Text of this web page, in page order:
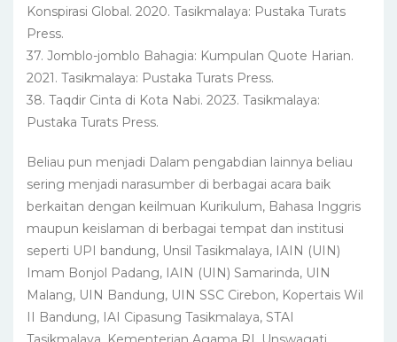
Konspirasi Global. 2020. Tasikmalaya: Pustaka Turats
Press.
37. Jomblo-jomblo Bahagia: Kumpulan Quote Harian.
2021. Tasikmalaya: Pustaka Turats Press.
38. Taqdir Cinta di Kota Nabi. 2023. Tasikmalaya:
Pustaka Turats Press.
Beliau pun menjadi Dalam pengabdian lainnya beliau
sering menjadi narasumber di berbagai acara baik
berkaitan dengan keilmuan Kurikulum, Bahasa Inggris
maupun keislaman di berbagai tempat dan institusi
seperti UPI bandung, Unsil Tasikmalaya, IAIN (UIN)
Imam Bonjol Padang, IAIN (UIN) Samarinda, UIN
Malang, UIN Bandung, UIN SSC Cirebon, Kopertais Wil
II Bandung, IAI Cipasung Tasikmalaya, STAI